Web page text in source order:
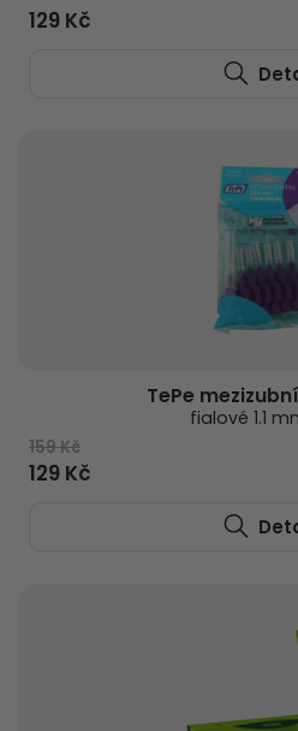
129 Kč
TePe
fialové 1.1
159 Kč
129 Kč